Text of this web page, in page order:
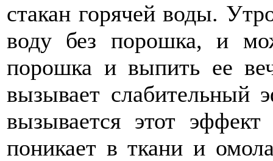
стакан горячей воды.
воду без порошка, и
порошка и выпить ее
вызывает слабительный
вызывается этот
поникает в ткани и